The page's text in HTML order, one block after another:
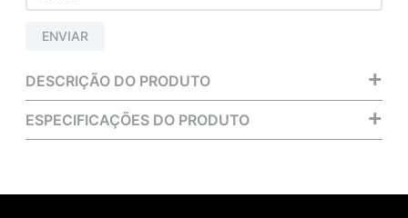
ENVIAR
DESCRIÇÃO DO PRODUTO +
ESPECIFICAÇÕES DO PRODUTO +